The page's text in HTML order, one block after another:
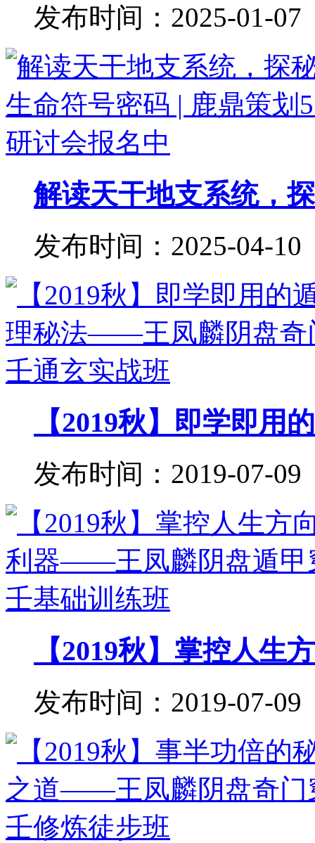
发布时间：2025-01-07
解读天干地支系统，
发布时间：2025-04-10
【2019秋】即学即用
发布时间：2019-07-09
【2019秋】掌控人
发布时间：2019-07-09